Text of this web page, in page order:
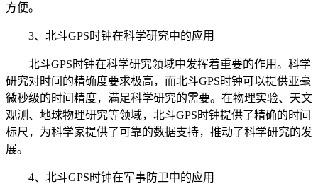
方便。
3、北斗GPS时钟在科学研究中的应用
北斗GPS时钟在科学研究领域中发挥着重要的作用。科学
研究对时间的精确度要求极高，而北斗GPS时钟可以提供亚毫
微秒级的时间精度，满足科学研究的需要。在物理实验、天文
观测、地球物理研究等领域，北斗GPS时钟提供了精确的时间
标尺，为科学家提供了可靠的数据支持，推动了科学研究的发
展。
4、北斗GPS时钟在军事防卫中的应用